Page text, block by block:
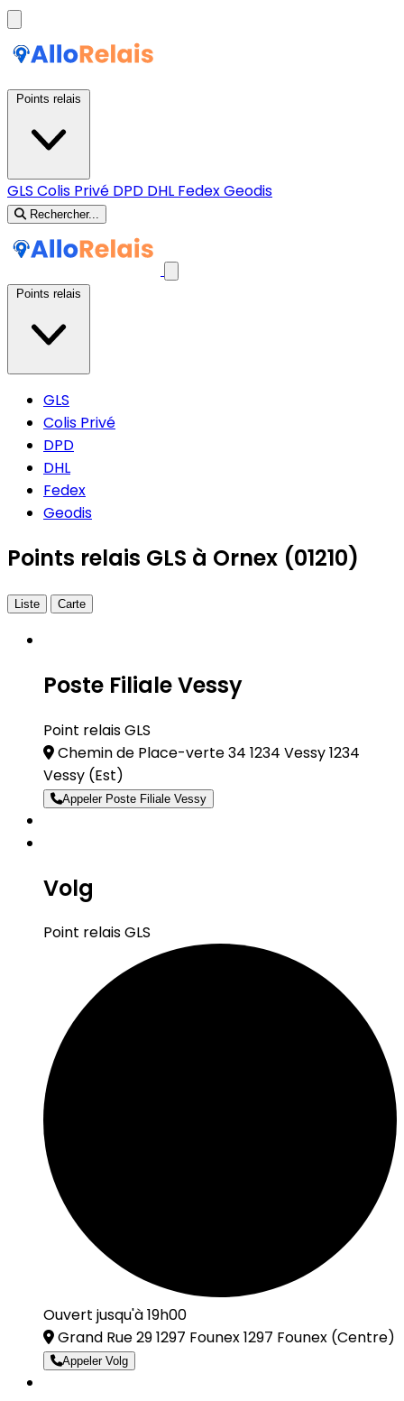
GLS Colis Privé DPD DHL FedexGeodis
Rechercher...
GLS
Colis Privé
DPD
DHL
Fedex
Geodis
Points relais GLS à Ornex (01210)
Liste Carte
Poste Filiale Vessy
Point relais GLS
Chemin de Place-verte 34 1234 Vessy 1234
Vessy (Est)
Appeler Poste Filiale Vessy
Volg
Point relais GLS
Ouvert jusqu'à 19h00
Grand Rue 29 1297 Founex 1297 Founex (Centre)
Appeler Volg